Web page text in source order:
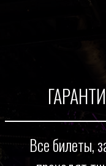
Все билеты,